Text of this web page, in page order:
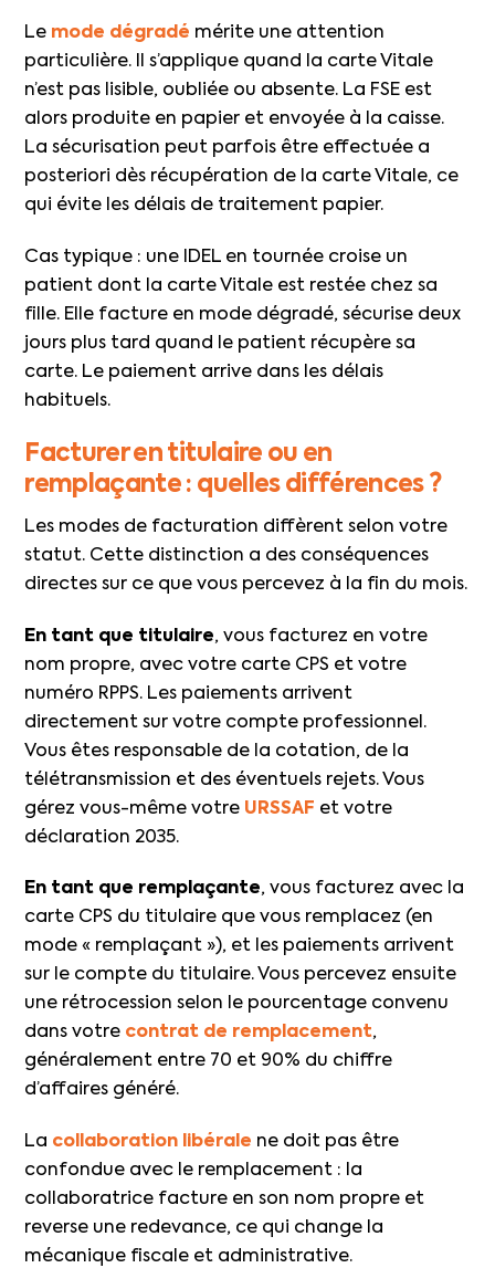
Le mode dégradé mérite une attention
particulière. Il s’applique quand la carte Vitale
n’est pas lisible, oubliée ou absente. La FSE est
alors produite en papier et envoyée à la caisse.
La sécurisation peut parfois être effectuée a
posteriori dès récupération de la carte Vitale, ce
qui évite les délais de traitement papier.
Cas typique : une IDEL en tournée croise un
patient dont la carte Vitale est restée chez sa
fille. Elle facture en mode dégradé, sécurise deux
jours plus tard quand le patient récupère sa
carte. Le paiement arrive dans les délais
habituels.
Facturer en titulaire ou en
remplaçante : quelles différences ?
Les modes de facturation diffèrent selon votre
statut. Cette distinction a des conséquences
directes sur ce que vous percevez à la fin du mois.
En tant que titulaire, vous facturez en votre
nom propre, avec votre carte CPS et votre
numéro RPPS. Les paiements arrivent
directement sur votre compte professionnel.
Vous êtes responsable de la cotation, de la
télétransmission et des éventuels rejets. Vous
gérez vous-même votre URSSAF et votre
déclaration 2035.
En tant que remplaçante, vous facturez avec la
carte CPS du titulaire que vous remplacez (en
mode « remplaçant »), et les paiements arrivent
sur le compte du titulaire. Vous percevez ensuite
une rétrocession selon le pourcentage convenu
dans votre contrat de remplacement,
généralement entre 70 et 90% du chiffre
d’affaires généré.
La collaboration libérale ne doit pas être
confondue avec le remplacement : la
collaboratrice facture en son nom propre et
reverse une redevance, ce qui change la
mécanique fiscale et administrative.